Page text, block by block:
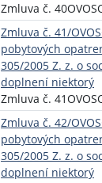
Zmluva č.
Zmluva č. 41/
pobytových
305/2005 Z. z. o
doplnení niektorý
Zmluva č.
Zmluva č. 42/
pobytových
305/2005 Z. z. o
doplnení niektorý